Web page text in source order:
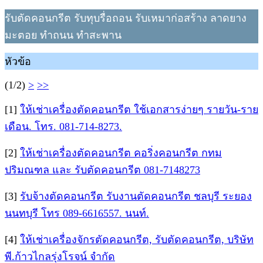
รับตัดคอนกรีต รับทุบรื่อถอน รับเหมาก่อสร้าง ลาดยาง
มะตอย ทำถนน ทำสะพาน
หัวข้อ
(1/2) > >>
[1] ให้เช่าเครื่องตัดคอนกรีต ใช้เอกสารง่ายๆ รายวัน-ราย
เดือน. โทร. 081-714-8273.
[2] ให้เช่าเครื่องตัดคอนกรีต คอริ่งคอนกรีต กทม
ปริมณฑล และ รับตัดคอนกรีต 081-7148273
[3] รับจ้างตัดคอนกรีต รับงานตัดคอนกรีต ชลบุรี ระยอง
นนทบุรี โทร 089-6616557. นนท์.
[4] ให้เช่าเครื่องจักรตัดคอนกรีต, รับตัดคอนกรีต, บริษัท
พี.ก้าวไกลรุ่งโรจน์ จำกัด